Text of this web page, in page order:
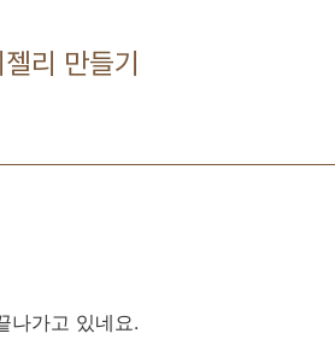
리 만들기
나가고 있네요.